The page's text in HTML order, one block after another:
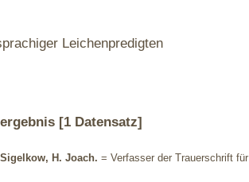
Leichenpredigten
[1 Datensatz]
Sigelkow, H. Joach. = Verfasser der Trauerschrift für